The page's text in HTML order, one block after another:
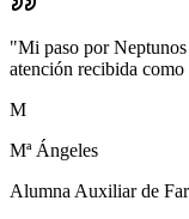
"Mi paso por
atención recibida
M
Mª Ángeles
Alumna Auxiliar de